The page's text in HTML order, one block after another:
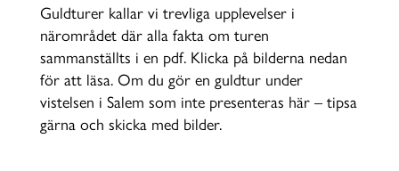
Guldturer kallar vi trevliga upplevelser i
närområdet där alla fakta om turen
sammanställts i en pdf. Klicka på bilderna nedan
för att läsa. Om du gör en guldtur under
vistelsen i Salem som inte presenteras här – tipsa
gärna och skicka med bilder.